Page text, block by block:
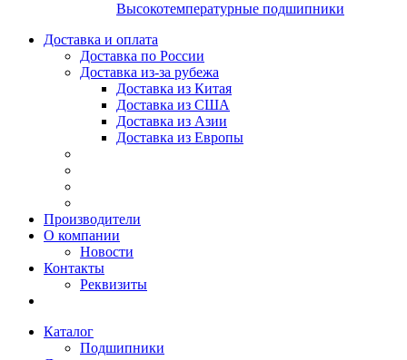
Высокотемпературные подшипники
Доставка и оплата
Доставка по России
Доставка из-за рубежа
Доставка из Китая
Доставка из США
Доставка из Азии
Доставка из Европы
Производители
О компании
Новости
Контакты
Реквизиты
Каталог
Подшипники